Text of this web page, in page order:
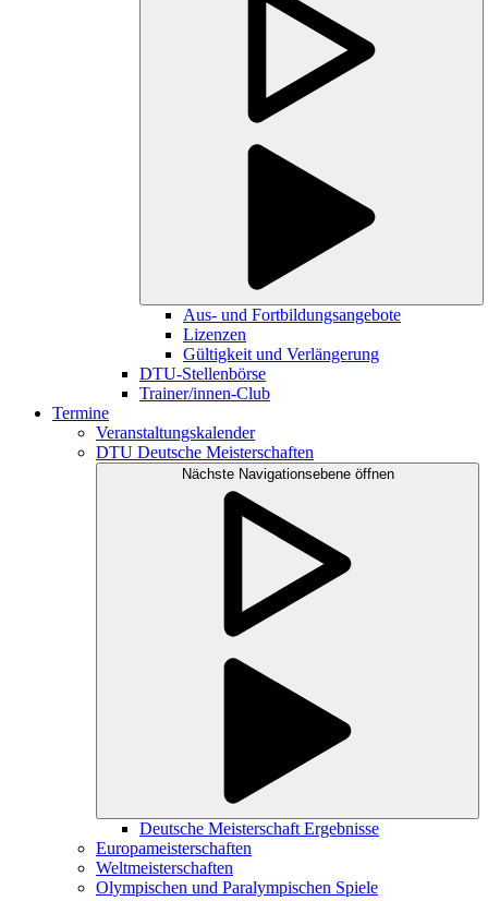
Aus- und Fortbildungsangebote
Lizenzen
Gültigkeit und Verlängerung
DTU-Stellenbörse
Trainer/innen-Club
Termine
Veranstaltungskalender
DTU Deutsche Meisterschaften
Nächste Navigationsebene öffnen
Deutsche Meisterschaft Ergebnisse
Europameisterschaften
Weltmeisterschaften
Olympischen und Paralympischen Spiele